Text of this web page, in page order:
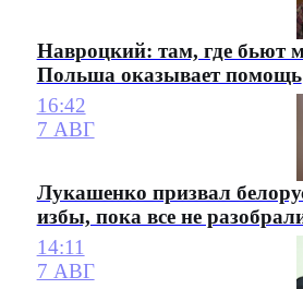
Навроцкий: там, где бьют
Польша оказывает помощь
16:42
7 АВГ
Лукашенко призвал
избы, пока все не
14:11
7 АВГ